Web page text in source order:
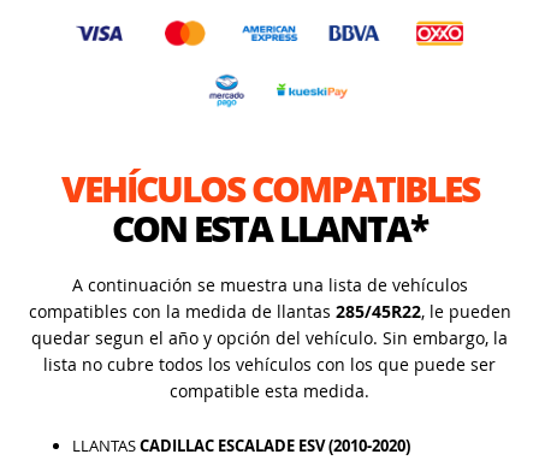
VEHÍCULOS COMPATIBLES
CON ESTA LLANTA*
A continuación se muestra una lista de vehículos
compatibles con la medida de llantas 285/45R22, le pueden
quedar segun el año y opción del vehículo. Sin embargo, la
lista no cubre todos los vehículos con los que puede ser
compatible esta medida.
LLANTASCADILLAC ESCALADE ESV (2010-2020)